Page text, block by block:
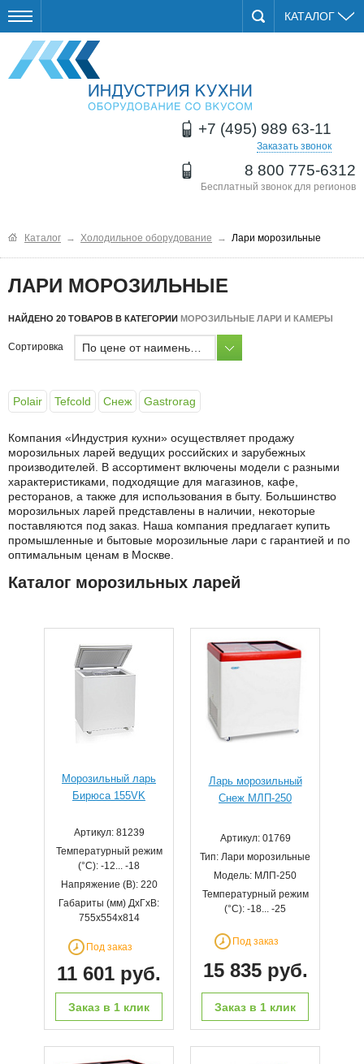
КАТАЛОГ
+7 (495) 989 63-11
Заказать звонок
8 800 775-6312
Бесплатный звонок для регионов
Каталог → Холодильное оборудование → Лари морозильные
ЛАРИ МОРОЗИЛЬНЫЕ
НАЙДЕНО 20 ТОВАРОВ В КАТЕГОРИИ МОРОЗИЛЬНЫЕ ЛАРИ И КАМЕРЫ
Сортировка
Polair Tefcold Снеж Gastrorag
Компания «Индустрия кухни» осуществляет продажу
морозильных ларей ведущих российских и зарубежных
производителей. В ассортимент включены модели с разными
характеристиками, подходящие для магазинов, кафе,
ресторанов, а также для использования в быту. Большинство
морозильных ларей представлены в наличии, некоторые
поставляются под заказ. Наша компания предлагает купить
промышленные и бытовые морозильные лари с гарантией и по
оптимальным ценам в Москве.
Каталог морозильных ларей
Морозильный ларь
Бирюса 155VK
Артикул: 81239
Температурный режим
(°С): -12... -18
Напряжение (В): 220
Габариты (мм) ДхГхВ:
755x554х814
Под заказ
11 601 руб.
Заказ в 1 клик
Ларь морозильный
Снеж МЛП-250
Артикул: 01769
Тип: Лари морозильные
Модель: МЛП-250
Температурный режим
(°С): -18... -25
Под заказ
15 835 руб.
Заказ в 1 клик